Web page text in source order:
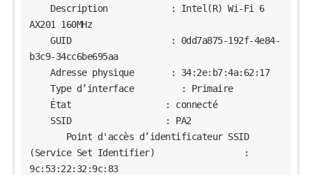
AX201 160MHz
b3c9-34cc6be695aa
(Service Set Identifier)                 :
9c:53:22:32:9c:83